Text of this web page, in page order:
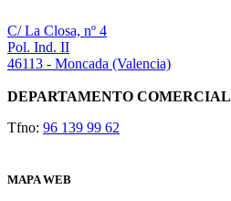
página
producto
C/ La Closa, nº 4
Pol. Ind. II
46113 - Moncada (Valencia)
DEPARTAMENTO COMERCIAL
Tfno: 96 139 99 62
MAPA WEB